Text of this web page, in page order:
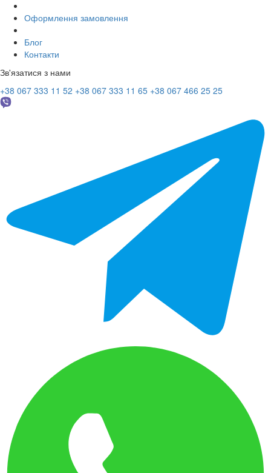
Оформлення замовлення
Блог
Контакти
Зв'язатися з нами
+38 067 333 11 52 +38 067 333 11 65 +38 067 466 25 25